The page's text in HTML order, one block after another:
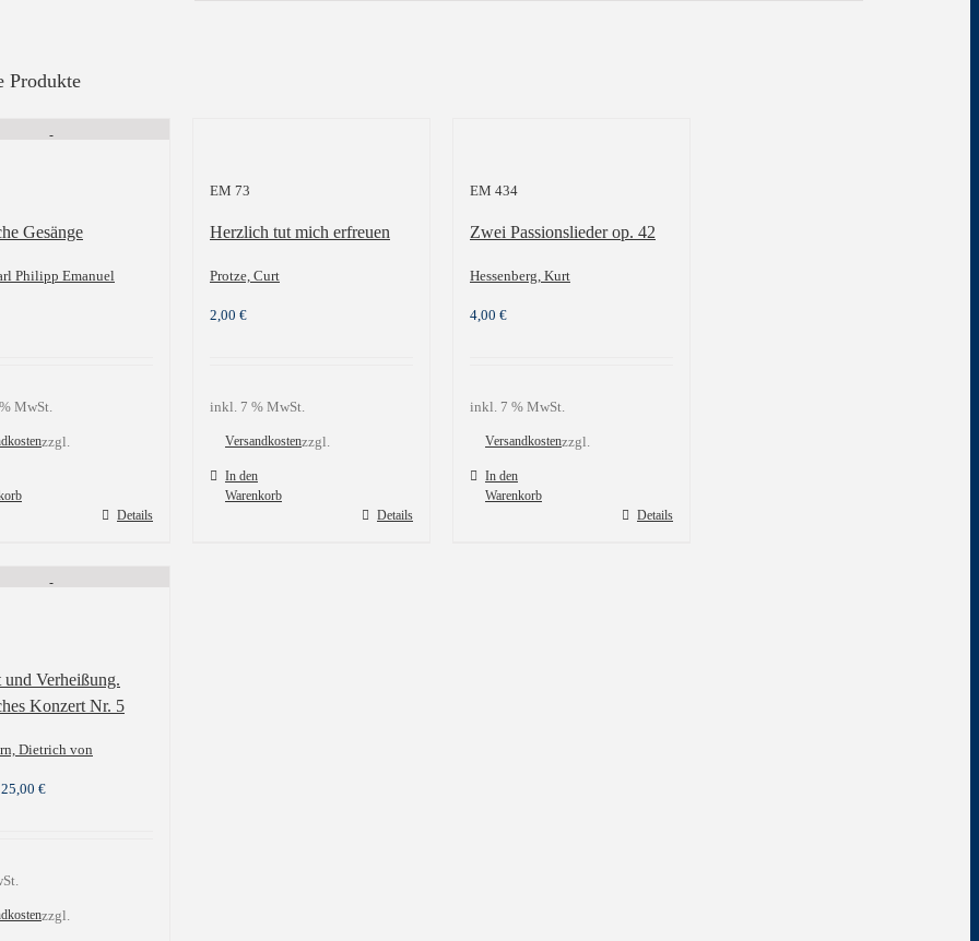
Produkte
Gesänge
Philipp Emanuel
MwSt.
zzgl.
Details
EM 73
Herzlich tut mich erfreuen
Protze, Curt
2,00 €
inkl. 7 % MwSt.
zzgl.
Versandkosten
In den
Warenkorb
Details
EM 434
Zwei Passionslieder op. 42
Hessenberg, Kurt
4,00 €
inkl. 7 % MwSt.
zzgl.
Versandkosten
In den
Warenkorb
Details
und Verheißung.
Konzert Nr. 5
Dietrich von
25,00 €
zzgl.